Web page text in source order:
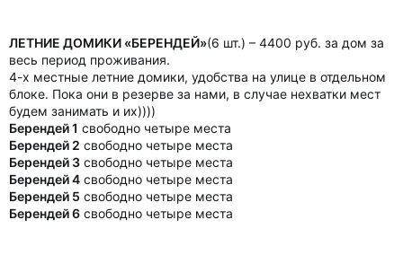
ЛЕТНИЕ ДОМИКИ «БЕРЕНДЕЙ»(6 шт.) – 4400 руб. за дом за
весь период проживания.
4-х местные летние домики, удобства на улице в отдельном
блоке. Пока они в резерве за нами, в случае нехватки мест
будем занимать и их))))
Берендей 1 свободно четыре места
Берендей 2 свободно четыре места
Берендей 3 свободно четыре места
Берендей 4 свободно четыре места
Берендей 5 свободно четыре места
Берендей 6 свободно четыре места